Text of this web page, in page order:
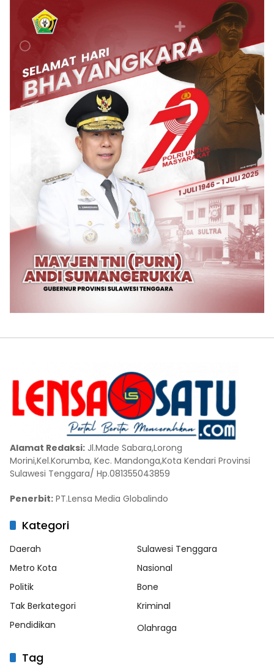
Alamat Redaksi: Jl.Made Sabara,Lorong
Morini,Kel.Korumba, Kec. Mandonga,Kota Kendari Provinsi
Sulawesi Tenggara/ Hp.081355043859
Penerbit: PT.Lensa Media Globalindo
Kategori
Daerah
Sulawesi Tenggara
Metro Kota
Nasional
Politik
Bone
Tak Berkategori
Kriminal
Pendidikan
Olahraga
Tag